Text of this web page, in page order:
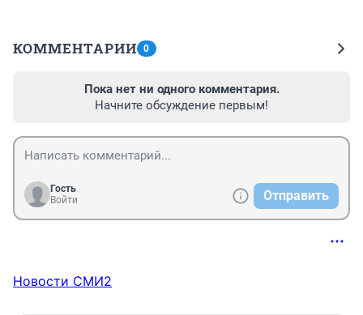
КОММЕНТАРИИ 0
Пока нет ни одного комментария.
Начните обсуждение первым!
Гость
Войти
Отправить